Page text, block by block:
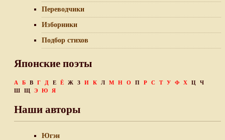
Переводчики
Изборники
Подбор стихов
Японские поэты
А Б В Г Д Е Ё Ж З И К Л М Н О П Р С Т У Ф Х Ц
Ч
Ш
Щ Э Ю Я
Наши авторы
Югэн